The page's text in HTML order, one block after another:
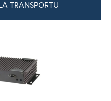
TRANSPORTU